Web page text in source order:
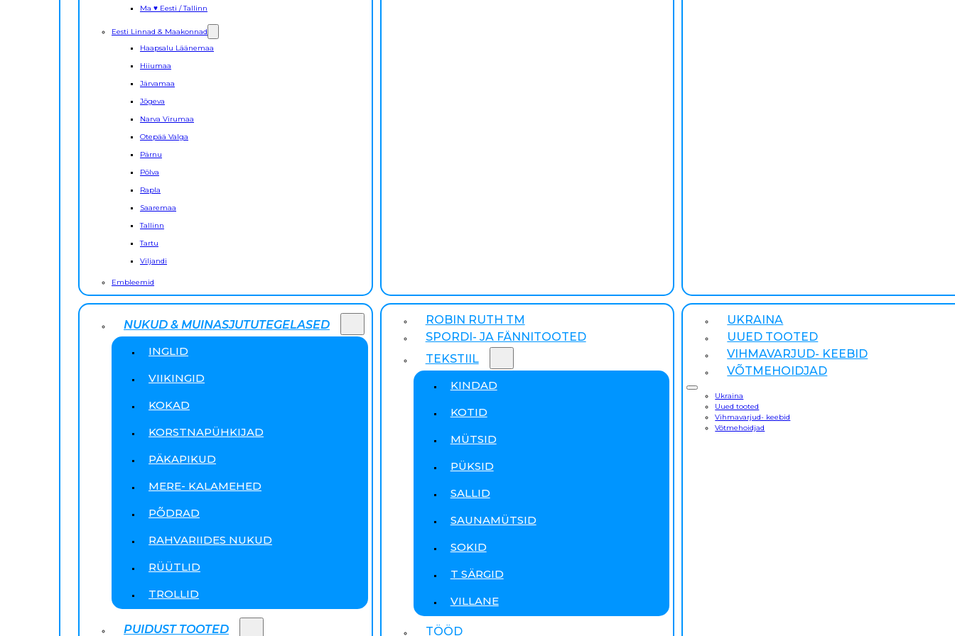
Ma ♥ Eesti / Tallinn
Eesti Linnad & Maakonnad
Haapsalu Läänemaa
Hiiumaa
Järvamaa
Jõgeva
Narva Virumaa
Otepää Valga
Pärnu
Põlva
Rapla
Saaremaa
Tallinn
Tartu
Viljandi
Embleemid
NUKUD & MUINASJUTUTEGELASED
INGLID
VIIKINGID
KOKAD
KORSTNAPÜHKIJAD
PÄKAPIKUD
MERE- KALAMEHED
PÕDRAD
RAHVARIIDES NUKUD
RÜÜTLID
TROLLID
PUIDUST TOOTED
ROBIN RUTH TM
SPORDI- JA FÄNNITOOTED
TEKSTIIL
KINDAD
KOTID
MÜTSID
PÜKSID
SALLID
SAUNAMÜTSID
SOKID
T SÄRGID
VILLANE
TÖÖD
UKRAINA
UUED TOOTED
VIHMAVARJUD- KEEBID
VÕTMEHOIDJAD
Ukraina
Uued tooted
Vihmavarjud- keebid
Võtmehoidjad